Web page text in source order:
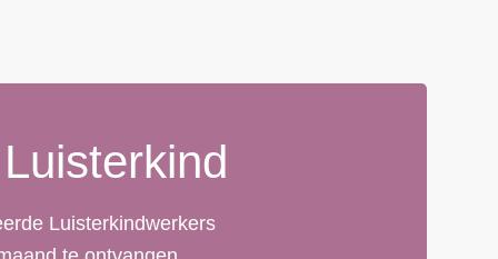
Luisterkindwerkers